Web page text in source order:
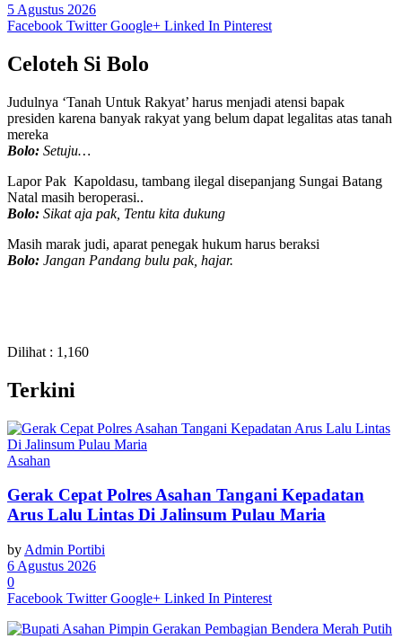
5 Agustus 2026
Facebook Twitter Google+ Linked In Pinterest
Celoteh Si Bolo
Judulnya ‘Tanah Untuk Rakyat’ harus menjadi atensi bapak
presiden karena banyak rakyat yang belum dapat legalitas atas tanah
mereka
Bolo: Setuju…
Lapor Pak Kapoldasu, tambang ilegal disepanjang Sungai Batang
Natal masih beroperasi..
Bolo: Sikat aja pak, Tentu kita dukung
Masih marak judi, aparat penegak hukum harus beraksi
Bolo: Jangan Pandang bulu pak, hajar.
Dilihat : 1,160
Terkini
Asahan
Gerak Cepat Polres Asahan Tangani Kepadatan
Arus Lalu Lintas Di Jalinsum Pulau Maria
by Admin Portibi
6 Agustus 2026
0
Facebook Twitter Google+ Linked In Pinterest